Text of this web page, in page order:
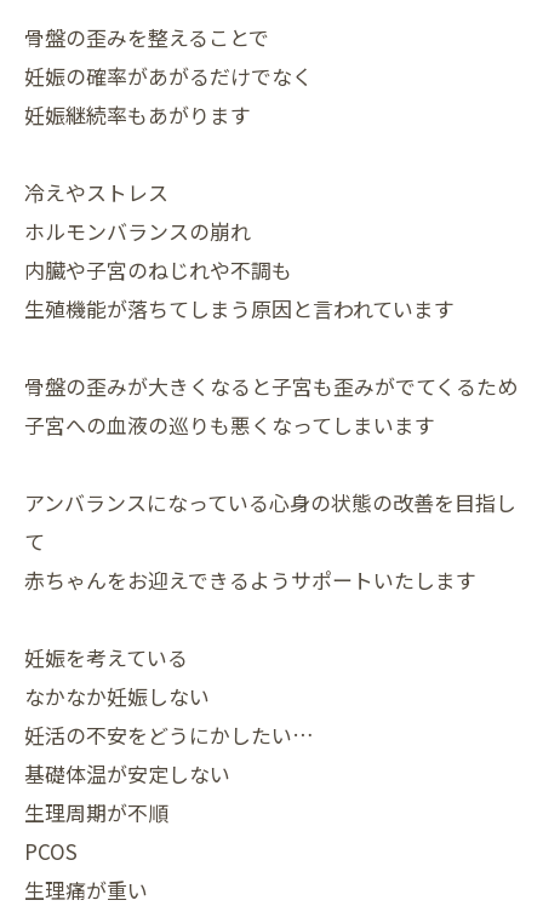
骨盤の歪みを整えることで
妊娠の確率があがるだけでなく
妊娠継続率もあがります
冷えやストレス
ホルモンバランスの崩れ
内臓や子宮のねじれや不調も
生殖機能が落ちてしまう原因と言われています
骨盤の歪みが大きくなると子宮も歪みがでてくるため
子宮への血液の巡りも悪くなってしまいます
アンバランスになっている心身の状態の改善を目指し
て
赤ちゃんをお迎えできるようサポートいたします
妊娠を考えている
なかなか妊娠しない
妊活の不安をどうにかしたい…
基礎体温が安定しない
生理周期が不順
PCOS
生理痛が重い